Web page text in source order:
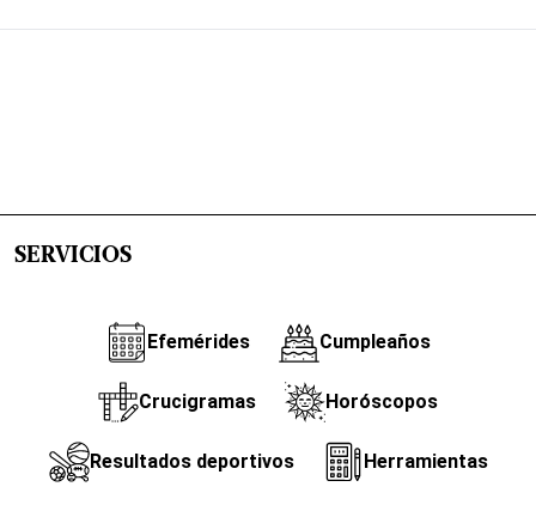
SERVICIOS
Efemérides Cumpleaños
Crucigramas Horóscopos
Resultados deportivos Herramientas